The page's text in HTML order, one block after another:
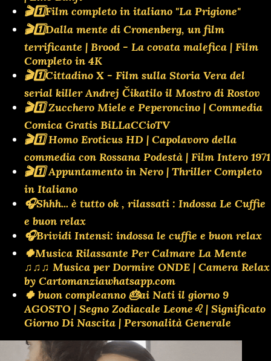
🎬1️⃣Film completo in italiano "La Prigione"
🎬1️⃣Dalla mente di Cronenberg, un film
terrificante | Brood - La covata malefica | Film
Completo in 4K
🎬1️⃣Cittadino X - Film sulla Storia Vera del
serial killer Andrej Čikatilo il Mostro di Rostov
🎬1️⃣ Zucchero Miele e Peperoncino | Commedia
Comica Gratis BiLLaCCioTV
🎬1️⃣ Homo Eroticus HD | Capolavoro della
commedia con Rossana Podestà | Film Intero 1971
🎬1️⃣ Appuntamento in Nero | Thriller Completo
in Italiano
🎧Shhh... è tutto ok , rilassati : Indossa Le Cuffie
e buon relax
🎧Brividi Intensi: indossa le cuffie e buon relax
🍀Musica Rilassante Per Calmare La Mente
♫♫♫ Musica per Dormire ONDE | Camera Relax
by Cartomanziawhatsapp.com
🍀 buon compleanno 🎂ai Nati il giorno 9
AGOSTO | Segno Zodiacale Leone♌ | Significato
Giorno Di Nascita | Personalità Generale